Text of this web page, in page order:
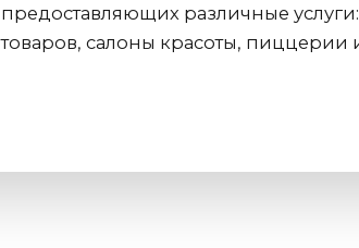
предоставляющих различные услуги:
товаров, салоны красоты, пиццерии